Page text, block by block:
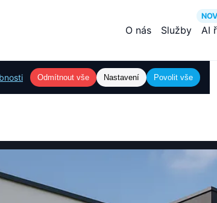
O nás Služby AI
Odmítnout vše Nastavení Povolit vše